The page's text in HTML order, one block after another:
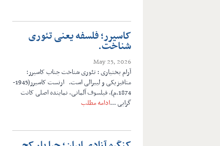
کاسیرر؛ فلسفه یعنی تئوری
شناخت.
May 25, 2026
آرام بختیاری : تئوری شناخت جناب کاسیرر؛
متافیزیکی و لیبرالی است. ارنست کاسیرر(1945-
1874.م)، فیلسوف آلمانی، نماینده اصلی کانت
گرایی ...ادامه مطلب